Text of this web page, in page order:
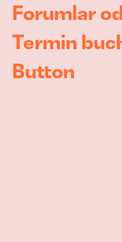
Forumlar
Termin
Button